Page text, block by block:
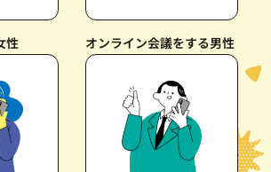
性 オンライン会議をする男性